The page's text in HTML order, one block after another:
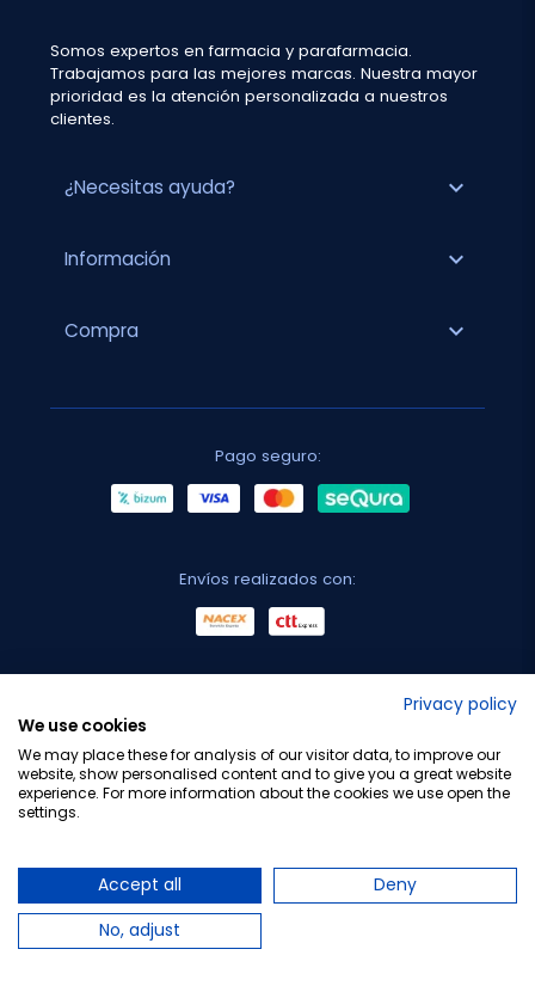
Somos expertos en farmacia y parafarmacia.
Trabajamos para las mejores marcas. Nuestra mayor
prioridad es la atención personalizada a nuestros
clientes.
¿Necesitas ayuda? expand_more
Información expand_more
Compra expand_more
Pago seguro:
Envíos realizados con:
Privacy policy
We use cookies
We may place these for analysis of our visitor data, to improve our
website, show personalised content and to give you a great website
experience. For more information about the cookies we use open the
settings.
Accept all
Deny
No, adjust